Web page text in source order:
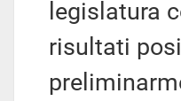
legislatura
risultati